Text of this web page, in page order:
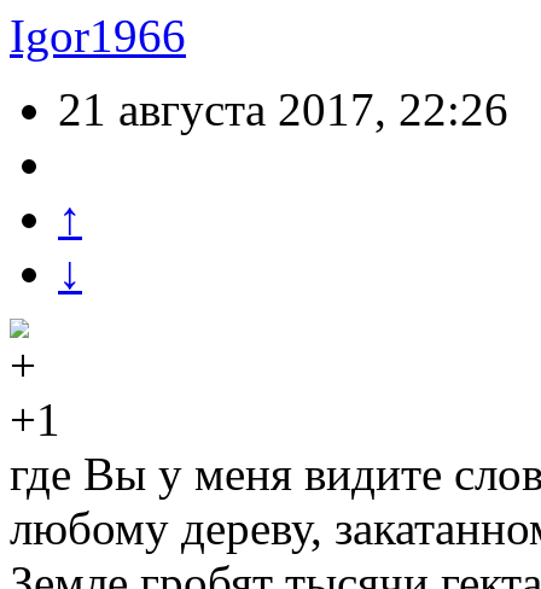
Igor1966
21 августа 2017, 22:26
↑
↓
+1
где Вы у меня видите
любому дереву,